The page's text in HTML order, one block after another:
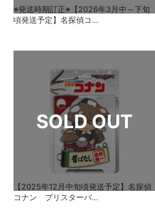
※発送時期訂正※【2026年3月中～下旬
頃発送予定】名探偵コ...
【2025年12月中旬頃発送予定】名探偵
コナン ブリスターパ...